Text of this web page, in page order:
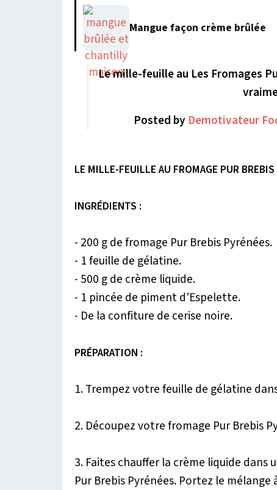
Mangue façon crème brûlée
Le mille-feuille au Les Fromages
Posted by Demotivateur
LE MILLE-FEUILLE AU FROMAGE PUR BREBIS
INGRÉDIENTS :
- 200 g de fromage Pur Brebis Pyrénées.
- 1 feuille de gélatine.
- 500 g de crème liquide.
- 1 pincée de piment d’Espelette.
- De la confiture de cerise noire.
PRÉPARATION :
1. Trempez votre feuille de gélatine
2. Découpez votre fromage Pur Brebis
3. Faites chauffer la crème liquide
Pur Brebis Pyrénées. Portez le